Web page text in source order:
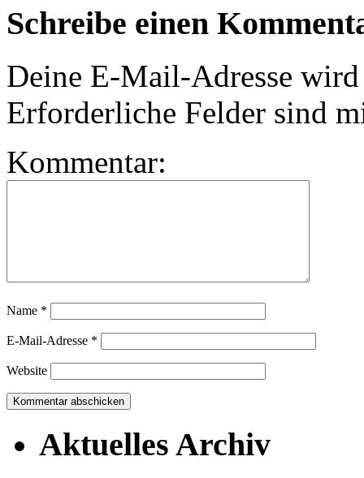
Schreibe einen
Deine E-Mail-Adresse
Erforderliche Felder sind
Kommentar:
Name *
E-Mail-Adresse *
Website
Aktuelles Archiv